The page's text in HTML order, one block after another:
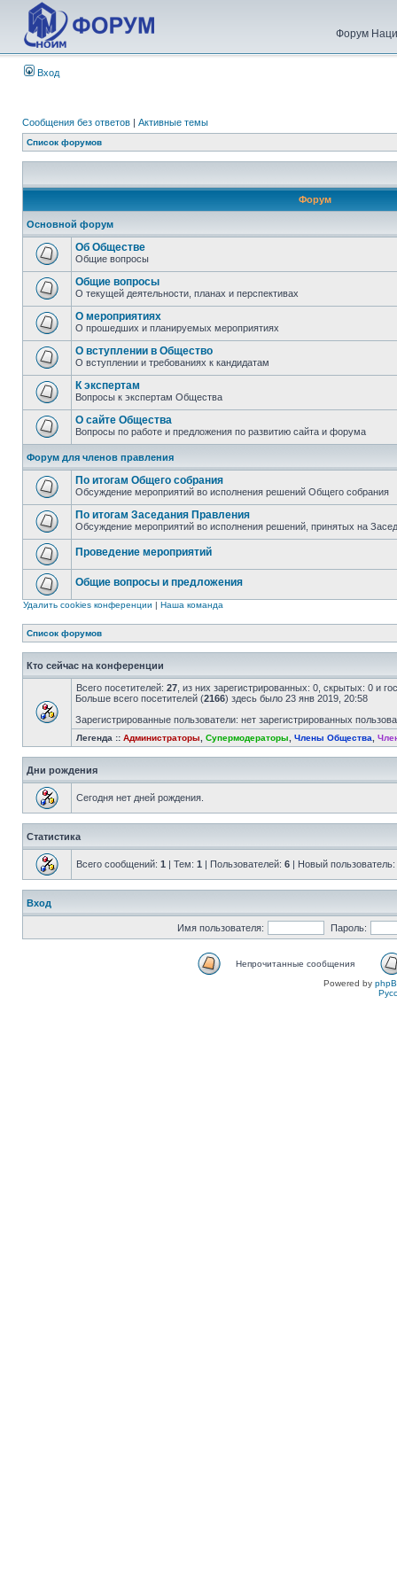
Форум
Вход
Сообщения без ответов | Активные темы
Список форумов
Форум
Основной форум
Об Обществе
Общие вопросы
Общие вопросы
О текущей деятельности, планах и перспективах
О мероприятиях
О прошедших и планируемых мероприятиях
О вступлении в Общество
О вступлении и требованиях к кандидатам
К экспертам
Вопросы к экспертам Общества
О сайте Общества
Вопросы по работе и предложения по развитию сайта и форума
Форум для членов правления
По итогам Общего собрания
Обсуждение мероприятий во исполнения решений Общего собрания
По итогам Заседания Правления
Обсуждение мероприятий во исполнения решений, принятых на
Проведение мероприятий
Общие вопросы и предложения
Удалить cookies конференции | Наша команда
Список форумов
Кто сейчас на конференции
Всего посетителей: 27 , из них зарегистрированных: 0, скрытых: 0 и
Больше всего посетителей (2166) здесь было 23 янв 2019, 20:58
Зарегистрированные пользователи: нет зарегистрированных
Легенда :: Администраторы Супермодераторы Члены Общества
Дни рождения
Сегодня нет дней рождения.
Статистика
Всего сообщений: 1 | Тем: 1 | Пользователей: 6 | Новый пользователь:
Вход
Имя пользователя: Пароль:
Непрочитанные сообщения
Powered by